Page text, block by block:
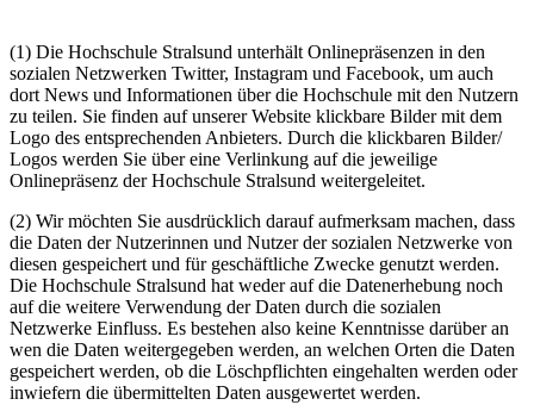
(1) Die Hochschule Stralsund unterhält Onlinepräsenzen in den
sozialen Netzwerken Twitter, Instagram und Facebook, um auch
dort News und Informationen über die Hochschule mit den Nutzern
zu teilen. Sie finden auf unserer Website klickbare Bilder mit dem
Logo des entsprechenden Anbieters. Durch die klickbaren Bilder/
Logos werden Sie über eine Verlinkung auf die jeweilige
Onlinepräsenz der Hochschule Stralsund weitergeleitet.
(2) Wir möchten Sie ausdrücklich darauf aufmerksam machen, dass
die Daten der Nutzerinnen und Nutzer der sozialen Netzwerke von
diesen gespeichert und für geschäftliche Zwecke genutzt werden.
Die Hochschule Stralsund hat weder auf die Datenerhebung noch
auf die weitere Verwendung der Daten durch die sozialen
Netzwerke Einfluss. Es bestehen also keine Kenntnisse darüber an
wen die Daten weitergegeben werden, an welchen Orten die Daten
gespeichert werden, ob die Löschpflichten eingehalten werden oder
inwiefern die übermittelten Daten ausgewertet werden.